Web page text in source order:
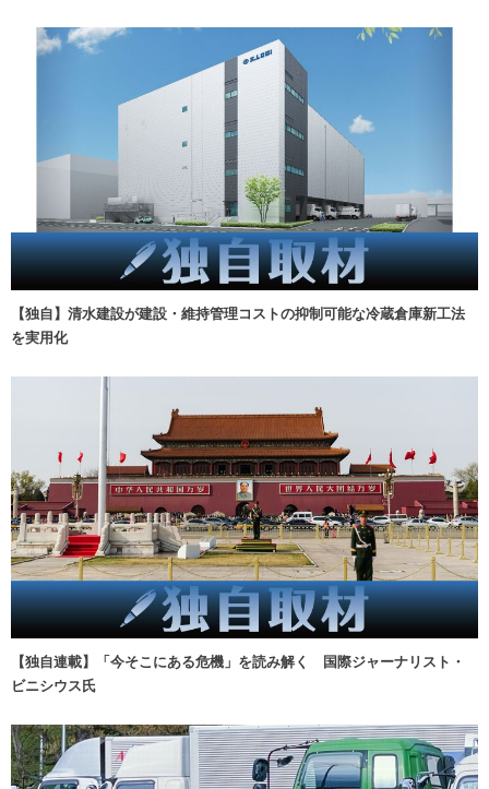
【独自】清水建設が建設・維持管理コストの抑制可能な冷蔵倉庫新工法
を実用化
【独自連載】「今そこにある危機」を読み解く 国際ジャーナリスト・
ビニシウス氏